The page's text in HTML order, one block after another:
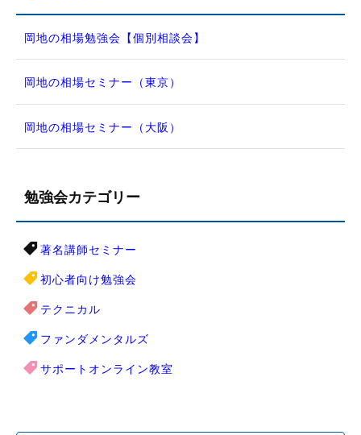
岡地の相場勉強会【個別相談会】
岡地の相場セミナー（東京）
岡地の相場セミナー（大阪）
勉強会カテゴリー
著名講師セミナー
初心者向け勉強会
テクニカル
ファンダメンタルズ
サポートオンライン教室